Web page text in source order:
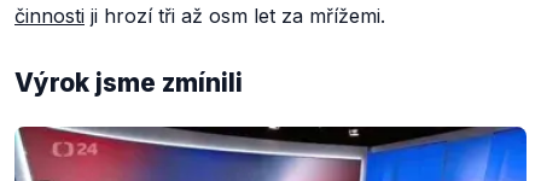
činnosti ji hrozí tři až osm let za mřížemi.
Výrok jsme zmínili